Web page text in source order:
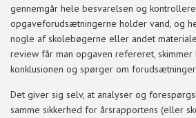
gennemgår hele besvarelsen og
opgaveforudsætningerne holder vand, og
nogle af skolebøgerne eller andet
review får man opgaven refereret,
konklusionen og spørger om
Det giver sig selv, at analyser og
samme sikkerhed for årsrapportens (eller